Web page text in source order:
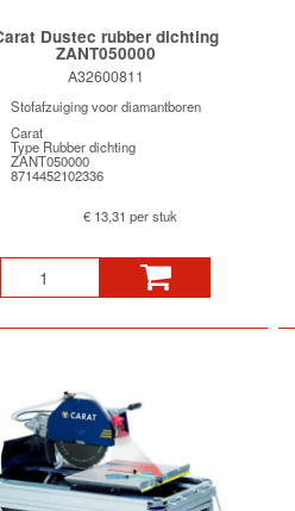
Dustec rubber dichting
ZANT050000
A32600811
Stofafzuiging voor diamantboren
Carat
Type Rubber dichting
ZANT050000
8714452102336
€ 13,31 per stuk